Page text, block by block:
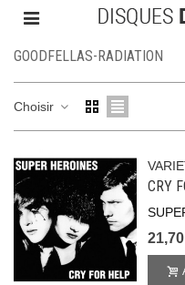
GOODFELLAS-RADIATION
Choisir
CRY